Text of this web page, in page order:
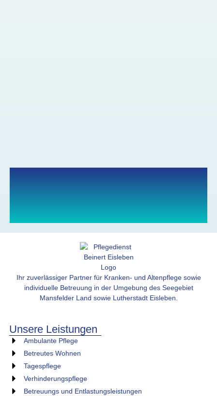
Ihr zuverlässiger Partner für Kranken- und Altenpflege sowie
individuelle Betreuung in der Umgebung des Seegebiet
Mansfelder Land sowie Lutherstadt Eisleben.
Unsere Leistungen
Ambulante Pflege
Betreutes Wohnen
Tagespflege
Verhinderungspflege
Betreuungs und Entlastungsleistungen